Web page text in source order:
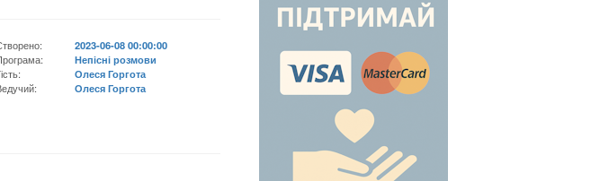
2023-06-08 00:00:00
Непісні розмови
Олеся Горгота
Олеся Горгота